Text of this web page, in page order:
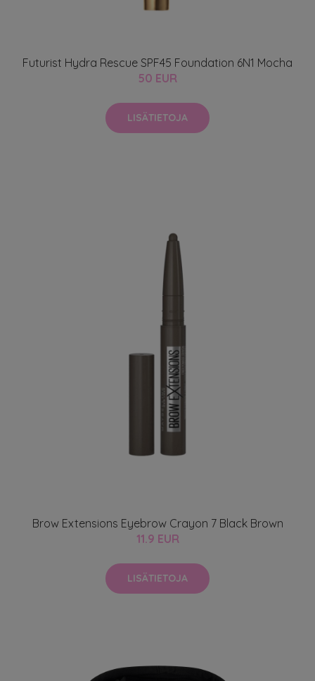
Futurist Hydra Rescue SPF45 Foundation 6N1 Mocha
50 EUR
LISÄTIETOJA
Brow Extensions Eyebrow Crayon 7 Black Brown
11.9 EUR
LISÄTIETOJA